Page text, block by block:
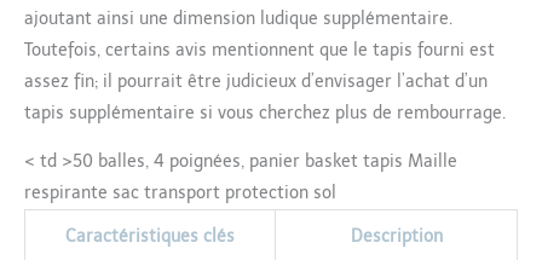
ajoutant ainsi une dimension ludique supplémentaire.
Toutefois, certains avis mentionnent que le tapis fourni est
assez fin; il pourrait être judicieux d’envisager l’achat d’un
tapis supplémentaire si vous cherchez plus de rembourrage.
< td >50 balles, 4 poignées, panier basket tapis Maille
respirante sac transport protection sol
Caractéristiques clés Description